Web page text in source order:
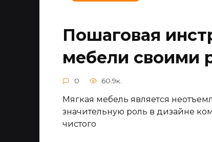
Пошаговая
мебели своими
0 60.9к.
Мягкая мебель является
значительную роль в дизайне
чистого